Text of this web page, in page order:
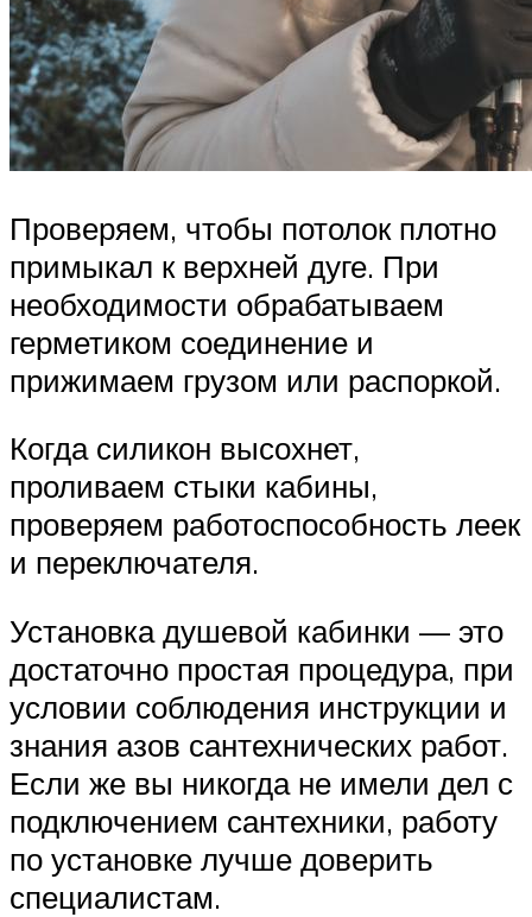
Проверяем, чтобы потолок плотно
примыкал к верхней дуге. При
необходимости обрабатываем
герметиком соединение и
прижимаем грузом или распоркой.
Когда силикон высохнет,
проливаем стыки кабины,
проверяем работоспособность леек
и переключателя.
Установка душевой кабинки — это
достаточно простая процедура, при
условии соблюдения инструкции и
знания азов сантехнических работ.
Если же вы никогда не имели дел с
подключением сантехники, работу
по установке лучше доверить
специалистам.